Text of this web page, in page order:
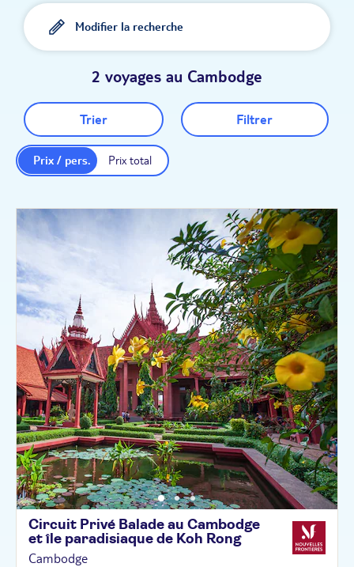
Modifier la recherche
2 voyages au Cambodge
Trier Filtrer
Prix total
Prix / pers.
Circuit Privé Balade au Cambodge
et île paradisiaque de Koh Rong
Cambodge